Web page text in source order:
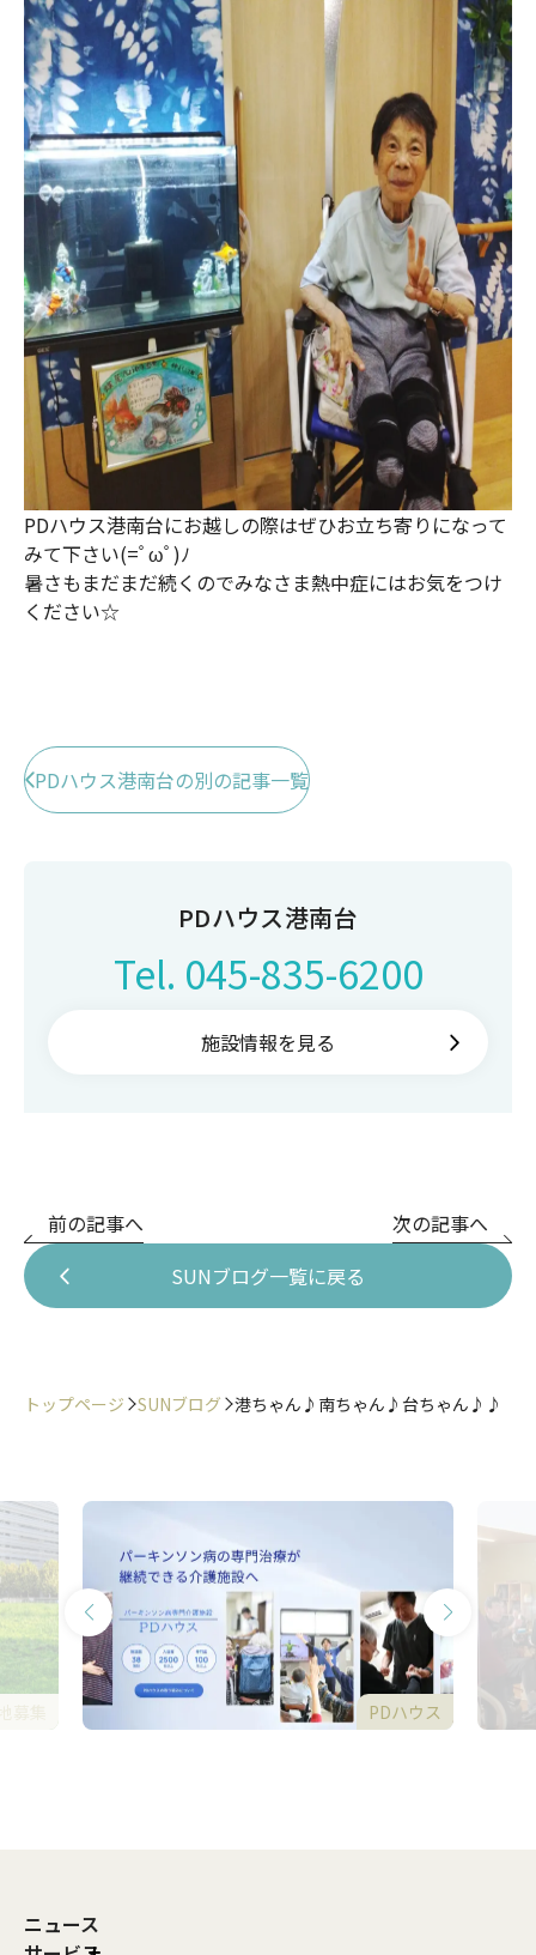
PDハウス港南台にお越しの際はぜひお立ち寄りになって
みて下さい(=ﾟωﾟ)ﾉ
暑さもまだまだ続くのでみなさま熱中症にはお気をつけ
ください☆
PDハウス港南台の別の記事一覧
PDハウス港南台
Tel. 045-835-6200
施設情報を見る
前の記事へ
SUNブログ一覧に戻る
次の記事へ
トップページ SUNブログ 港ちゃん♪南ちゃん♪台ちゃん♪♪
PDハウス
ニュース